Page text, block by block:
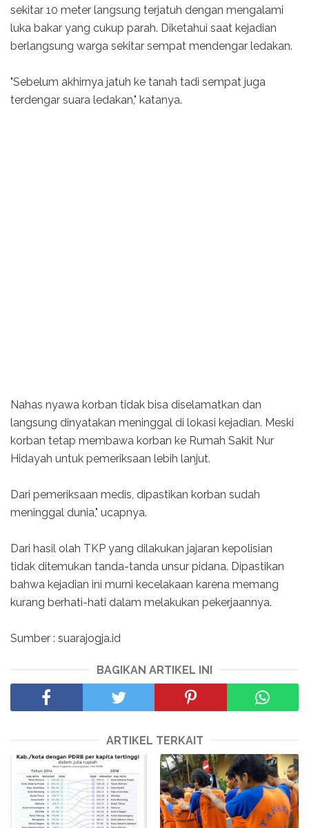
sekitar 10 meter langsung terjatuh dengan mengalami
luka bakar yang cukup parah. Diketahui saat kejadian
berlangsung warga sekitar sempat mendengar ledakan.
"Sebelum akhirnya jatuh ke tanah tadi sempat juga
terdengar suara ledakan," katanya.
Nahas nyawa korban tidak bisa diselamatkan dan
langsung dinyatakan meninggal di lokasi kejadian. Meski
korban tetap membawa korban ke Rumah Sakit Nur
Hidayah untuk pemeriksaan lebih lanjut.
Dari pemeriksaan medis, dipastikan korban sudah
meninggal dunia," ucapnya.
Dari hasil olah TKP yang dilakukan jajaran kepolisian
tidak ditemukan tanda-tanda unsur pidana. Dipastikan
bahwa kejadian ini murni kecelakaan karena memang
kurang berhati-hati dalam melakukan pekerjaannya.
Sumber : suarajogja.id
BAGIKAN ARTIKEL INI
ARTIKEL TERKAIT